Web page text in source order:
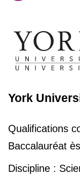
York
Qualifications
Baccalauréat
Discipline :